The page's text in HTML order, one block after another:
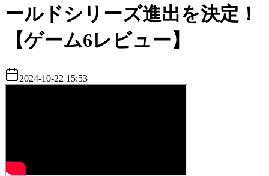
ールドシリーズ進出を決定！
【ゲーム6レビュー】
2024-10-22 15:53